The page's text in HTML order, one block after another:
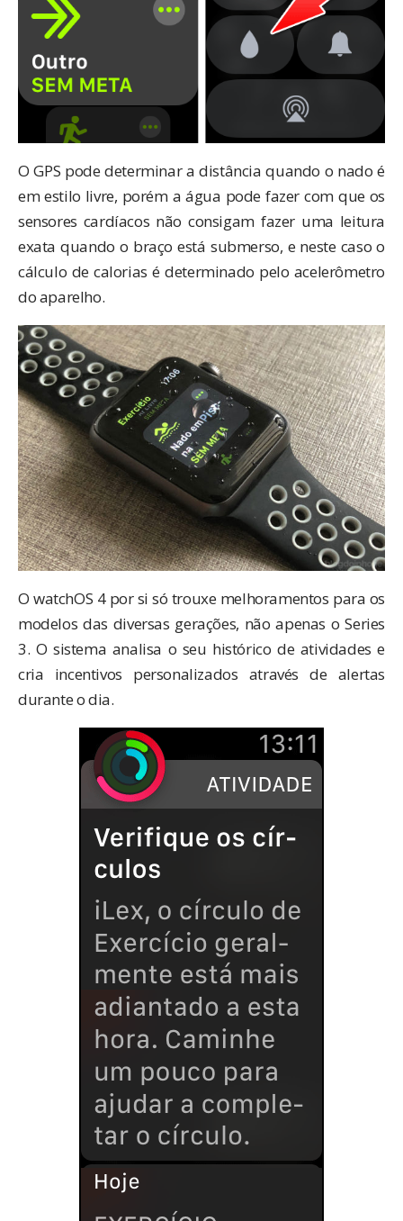
O GPS pode determinar a distância quando o nado é
em estilo livre, porém a água pode fazer com que os
sensores cardíacos não consigam fazer uma leitura
exata quando o braço está submerso, e neste caso o
cálculo de calorias é determinado pelo acelerômetro
do aparelho.
O watchOS 4 por si só trouxe melhoramentos para os
modelos das diversas gerações, não apenas o Series
3. O sistema analisa o seu histórico de atividades e
cria incentivos personalizados através de alertas
durante o dia.